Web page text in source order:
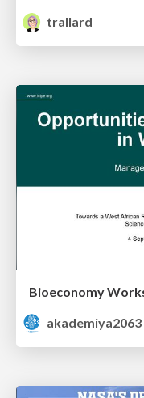
trallard
akademiya2063